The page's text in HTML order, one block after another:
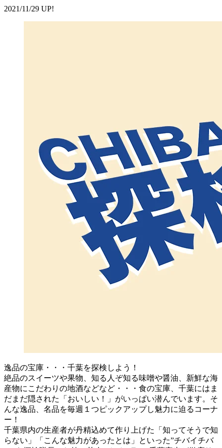
2021/11/29 UP!
逸品の宝庫・・・千葉を探検しよう！
絶品のスイーツや果物、知る人ぞ知る味噌や醤油、新鮮な海
産物にこだわりの地酒などなど・・・食の宝庫、千葉にはま
だまだ隠された「おいしい！」がいっぱい潜んでいます。そ
んな逸品、名品を毎週１つピックアップし魅力に迫るコーナ
ー！
千葉県内の生産者が丹精込めて作り上げた「知ってそうで知
らない」「こんな魅力があったとは」といった”チバイチバ